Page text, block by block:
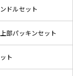
ドルセット
部パッキンセット
ト